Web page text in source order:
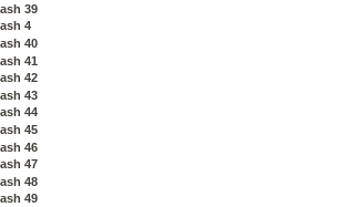
39
4
40
41
42
43
44
45
46
47
48
49